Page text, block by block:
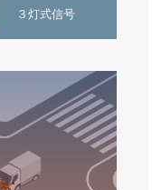
３灯式信号